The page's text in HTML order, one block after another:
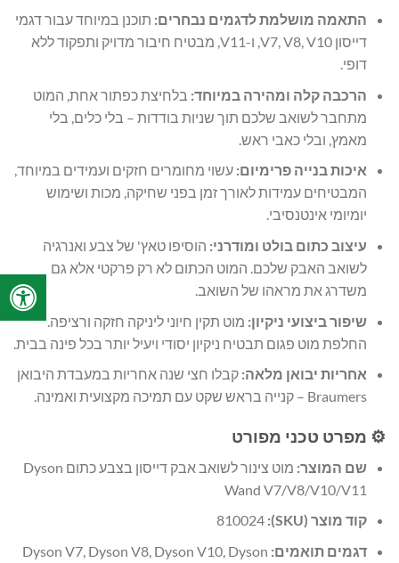
התאמה מושלמת לדגמים נבחרים: תוכנן במיוחד עבור דגמי
דייסון V7, V8, V10, ו-V11, מבטיח חיבור מדויק ותפקוד ללא
דופי.
הרכבה קלה ומהירה במיוחד: בלחיצת כפתור אחת, המוט
מתחבר לשואב שלכם תוך שניות בודדות – בלי כלים, בלי
מאמץ, ובלי כאבי ראש.
איכות בנייה פרימיום: עשוי מחומרים חזקים ועמידים במיוחד,
המבטיחים עמידות לאורך זמן בפני שחיקה, מכות ושימוש
יומיומי אינטנסיבי.
עיצוב כתום בולט ומודרני: הוסיפו טאץ' של צבע ואנרגיה
לשואב האבק שלכם. המוט הכתום לא רק פרקטי אלא גם
משדרג את מראהו של השואב.
שיפור ביצועי ניקיון: מוט תקין חיוני ליניקה חזקה ורציפה.
החלפת מוט פגום תבטיח ניקיון יסודי ויעיל יותר בכל פינה בבית.
אחריות יבואן מלאה: קבלו חצי שנה אחריות במעבדת היבואן
Braumers – קנייה בראש שקט עם תמיכה מקצועית ואמינה.
⚙️ מפרט טכני מפורט
שם המוצר:
מוט צינור לשואב אבק דייסון בצבע כתום Dyson
Wand V7/V8/V10/V11
קוד מוצר (SKU):
דגמים תואמים: Dyson V7, Dyson V8, Dyson V10, Dyson